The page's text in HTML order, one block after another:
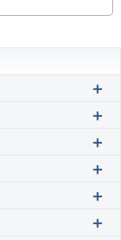
＋
＋
＋
＋
＋
＋